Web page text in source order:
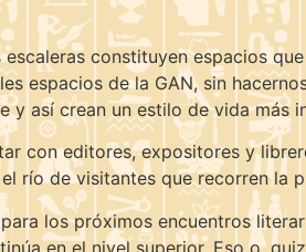
constituyen espacios
espacios de la GAN, sin
y así crean un estilo de vida más
con editores, expositores y
río de visitantes que recorren la
los próximos encuentros
en el nivel superior. Eso o,